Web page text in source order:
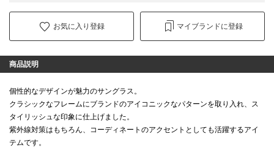
お気に入り登録 マイブランドに登録
商品説明
個性的なデザインが魅力のサングラス。
クラシックなフレームにブランドのアイコニックなパターンを取り入れ、ス
タイリッシュな印象に仕上げました。
紫外線対策はもちろん、コーディネートのアクセントとしても活躍するアイ
テムです。